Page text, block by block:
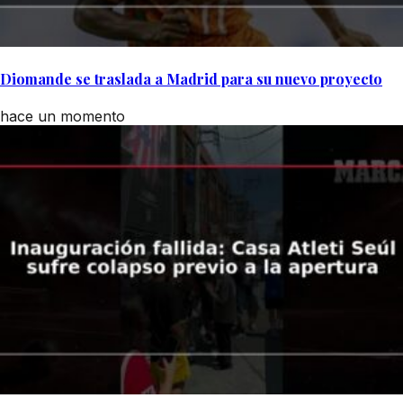
Diomande se traslada a Madrid para su nuevo proyecto
hace un momento